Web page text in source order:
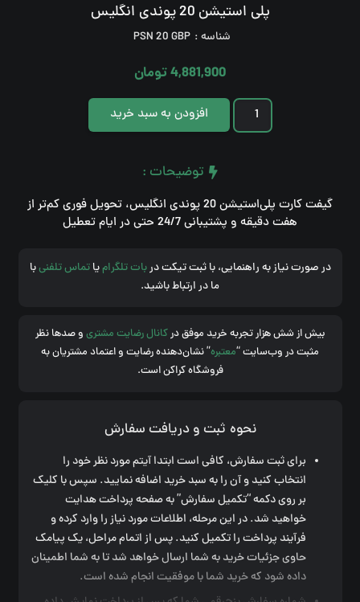
صفحه اصلی
مقالات
نحوه ثبت و دریافت سفارش
شرایط و قوانین
اطلاعیه و تخفیفات
پلی استیشن 20 پوندی انگلیس
شناسه : PSN 20 GBP
4,881,900تومان
پلی
استیشن
انگلیس
عدد
افزودن به سبد خرید
توضیحات :
گیفت کارت پلی‌استیشن 20 پوندی انگلیس، تحویل فوری کم‌تر از
هفت دقیقه و پشتیبانی 24/7 حتی در ایام تعطیل
در صورت نیاز به راهنمایی، با ثبت تیکت دربات تلگرامیاتماس تلفنیبا
ما در ارتباط باشید.
بیش از شش هزار تجربه خرید موفق درکانال رضایت مشتری و صدها نظر
مثبت در وب‌سایت “معتبره” نشان‌دهنده رضایت و اعتماد مشتریان به
فروشگاه کراکن است.
نحوه ثبت و دریافت سفارش
برای ثبت سفارش، کافی است ابتدا آیتم مورد نظر خود را
انتخاب کنید و آن را به سبد خرید اضافه نمایید. سپس با کلیک
بر روی دکمه “تکمیل سفارش” به صفحه پرداخت هدایت
خواهید شد. در این مرحله، اطلاعات مورد نیاز را وارد کرده و
فرآیند پرداخت را تکمیل کنید. پس از اتمام مراحل، یک پیامک
حاوی جزئیات خرید به شما ارسال خواهد شد تا به شما اطمینان
داده شود که خرید شما با موفقیت انجام شده است.